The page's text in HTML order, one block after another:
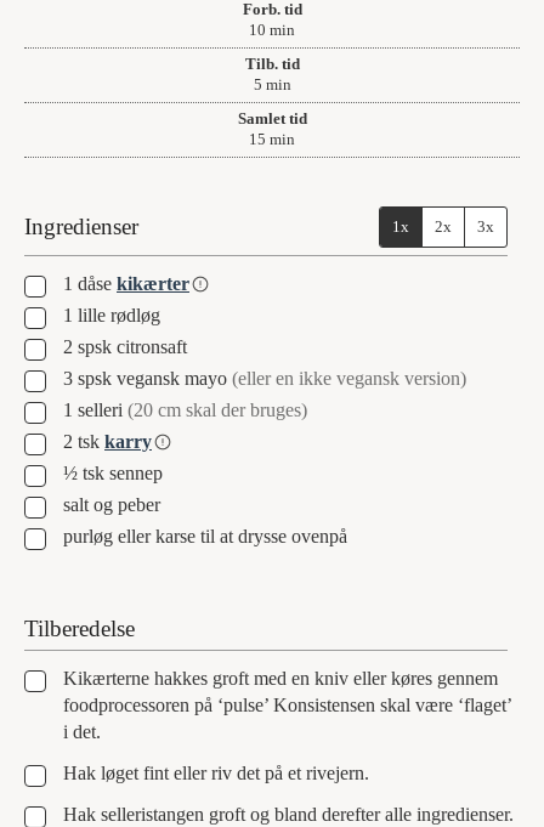
Forb. tid
10 minutter
min
Tilb. tid
5minutter
min
Samlet tid
15 minutter
min
Ingredienser 1x 2x 3x
▢1 dåse kikærter
▢1 lille rødløg
▢
2 spsk citronsaft
▢
3 spsk vegansk mayo (eller en ikke vegansk version)
▢1 selleri (20 cm skal der bruges)
▢
2 tsk karry
▢
½ tsk sennep
▢
salt og peber
▢
purløg eller karse til at drysse ovenpå
Tilberedelse
▢
Kikærterne hakkes groft med en kniv eller køres gennem
foodprocessoren på ‘pulse’ Konsistensen skal være ‘flaget’
i det.
▢
Hak løget fint eller riv det på et rivejern.
▢
Hak selleristangen groft og bland derefter alle ingredienser.